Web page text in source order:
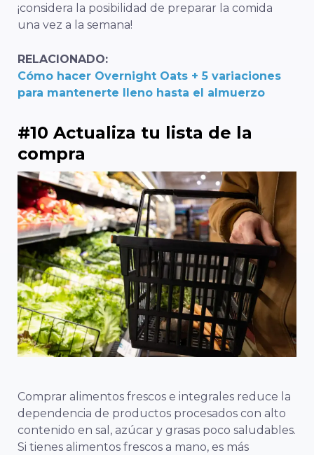
¡considera la posibilidad de preparar la comida
una vez a la semana!
RELACIONADO:
Cómo hacer Overnight Oats + 5 variaciones
para mantenerte lleno hasta el almuerzo
#10 Actualiza tu lista de la
compra
Comprar alimentos frescos e integrales reduce la
dependencia de productos procesados con alto
contenido en sal, azúcar y grasas poco saludables.
Si tienes alimentos frescos a mano, es más